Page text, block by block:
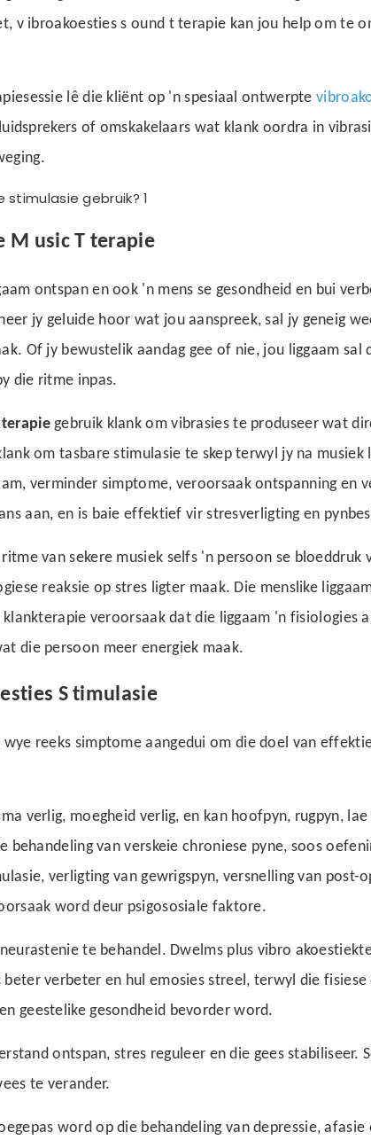
vibroakoestiess ound tterapie kan jou help om te
lê die kliënt op 'n spesiaal ontwerpte
of omskakelaars wat klank oordra in
M usicT terapie
ontspan en ook 'n mens se gesondheid en bui
jy geluide hoor wat jou aanspreek, sal jy geneig
Of jy bewustelik aandag gee of nie, jou liggaam
die ritme inpas.
gebruik klank om vibrasies te produseer wat
om tasbare stimulasie te skep terwyl jy na musiek
verminder simptome, veroorsaak ontspanning en
aan, en is baie effektief vir stresverligting en
van sekere musiek selfs 'n persoon se bloeddruk
reaksie op stres ligter maak. Die menslike
veroorsaak dat die liggaam 'n fisiologies
die persoon meer energiek maak.
Stimulasie
reeks simptome aangedui om die doel van
verlig, moegheid verlig, en kan hoofpyn, rugpyn,
behandeling van verskeie chroniese pyne, soos
verligting van gewrigspyn, versnelling van post-
word deur psigososiale faktore.
te behandel. Dwelms plus vibro
verbeter en hul emosies streel, terwyl die
geestelike gesondheid bevorder word.
ontspan, stres reguleer en die gees stabiliseer.
te verander.
word op die behandeling van depressie,